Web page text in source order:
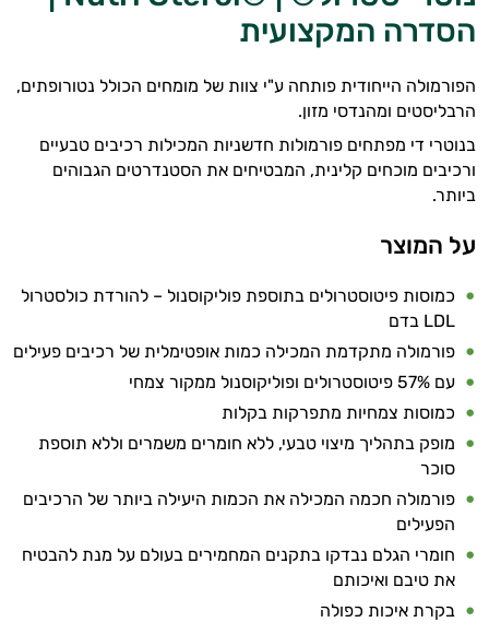
הסדרה המקצועית
הפורמולה הייחודית פותחה ע"י צוות של מומחים הכולל נטורופתים,
הרבליסטים ומהנדסי מזון.
בנוטרי די מפתחים פורמולות חדשניות המכילות רכיבים טבעיים
ורכיבים מוכחים קלינית, המבטיחים את הסטנדרטים הגבוהים
ביותר.
על המוצר
כמוסות פיטוסטרולים בתוספת פוליקוסנול – להורדת כולסטרול
LDL בדם
פורמולה מתקדמת המכילה כמות אופטימלית של רכיבים פעילים
עם 57% פיטוסטרולים ופוליקוסנול ממקור צמחי
כמוסות צמחיות מתפרקות בקלות
מופק בתהליך מיצוי טבעי, ללא חומרים משמרים וללא תוספת
סוכר
פורמולה חכמה המכילה את הכמות היעילה ביותר של הרכיבים
הפעילים
חומרי הגלם נבדקו בתקנים המחמירים בעולם על מנת להבטיח
את טיבם ואיכותם
בקרת איכות כפולה